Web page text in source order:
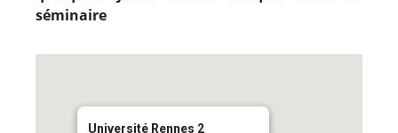
séminaire
Université Rennes 2